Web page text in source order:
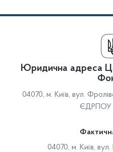
Юридична адреса
04070, м. Київ, вул.
ЄДРПОУ
04070, м. Київ, вул.